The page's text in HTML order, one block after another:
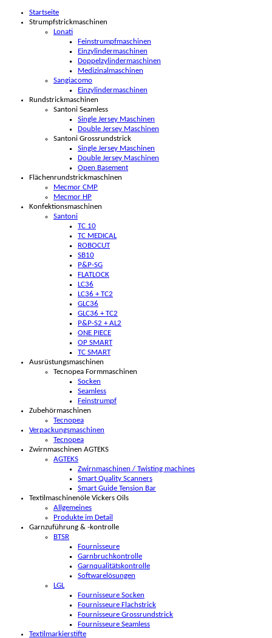
Startseite
Strumpfstrickmaschinen
Lonati
Feinstrumpfmaschinen
Einzylindermaschinen
Doppelzylindermaschinen
Medizinalmaschinen
Sangiacomo
Einzylindermaschinen
Rundstrickmaschinen
Santoni Seamless
Single Jersey Maschinen
Double Jersey Maschinen
Santoni Grossrundstrick
Single Jersey Maschinen
Double Jersey Maschinen
Open Basement
Flächenrundstrickmaschinen
Mecmor CMP
Mecmor HP
Konfektionsmaschinen
Santoni
TC 10
TC MEDICAL
ROBOCUT
SB10
P&P-SG
FLATLOCK
LC36
LC36 + TC2
GLC36
GLC36 + TC2
P&P-S2 + AL2
ONE PIECE
OP SMART
TC SMART
Ausrüstungsmaschinen
Tecnopea Formmaschinen
Socken
Seamless
Feinstrumpf
Zubehörmaschinen
Tecnopea
Verpackungsmaschinen
Tecnopea
Zwirnmaschinen AGTEKS
AGTEKS
Zwirnmaschinen / Twisting machines
Smart Quality Scanners
Smart Guide Tension Bar
Textilmaschinenöle Vickers Oils
Allgemeines
Produkte im Detail
Garnzuführung & -kontrolle
BTSR
Fournisseure
Garnbruchkontrolle
Garnqualitätskontrolle
Softwarelösungen
LGL
Fournisseure Socken
Fournisseure Flachstrick
Fournisseure Grossrundstrick
Fournisseure Seamless
Textilmarkierstifte